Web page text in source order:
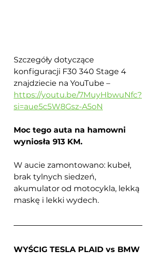
Szczegóły dotyczące
konfiguracji F30 340 Stage 4
znajdziecie na YouTube –
https://youtu.be/7MuyHbwuNfc?
si=aue5c5W8Gsz-A5oN
Moc tego auta na hamowni
wyniosła 913 KM.
W aucie zamontowano: kubeł,
brak tylnych siedzeń,
akumulator od motocykla, lekką
maskę i lekki wydech.
WYŚCIG TESLA PLAID vs BMW